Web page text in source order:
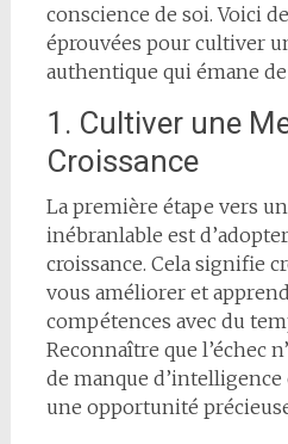
conscience de soi. Voici
éprouvées pour cultiver
authentique qui émane
1. Cultiver une
Croissance
La première étape vers
inébranlable est
croissance. Cela signifie
vous améliorer et
compétences avec du
Reconnaître que l’échec
de manque d’intelligence
une opportunité